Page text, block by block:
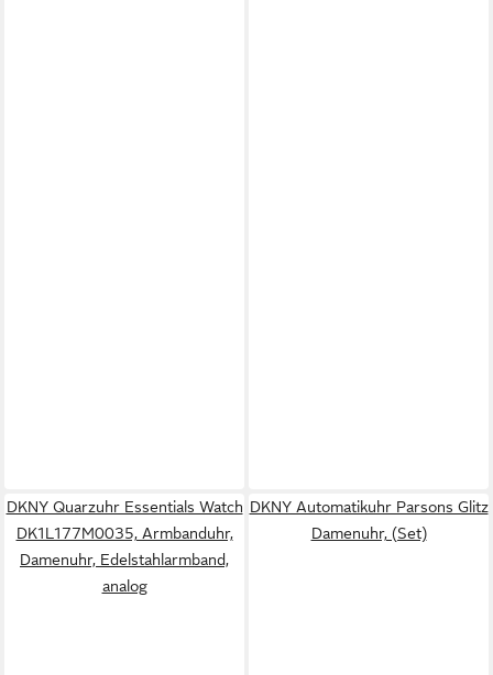
DKNY Quarzuhr Essentials Watch
DK1L177M0035, Armbanduhr,
Damenuhr, Edelstahlarmband,
analog
DKNY Automatikuhr Parsons Glitz
Damenuhr, (Set)